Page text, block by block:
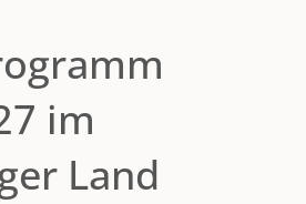
im
Land